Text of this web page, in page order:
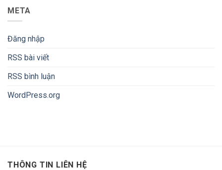
META
Đăng nhập
RSS bài viết
RSS bình luận
WordPress.org
THÔNG TIN LIÊN HỆ